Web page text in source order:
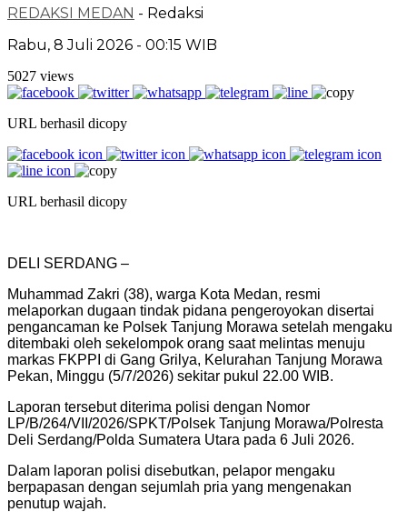
REDAKSI MEDAN - Redaksi
Rabu, 8 Juli 2026 - 00:15 WIB
5027 views
URL berhasil dicopy
URL berhasil dicopy
DELI SERDANG –
Muhammad Zakri (38), warga Kota Medan, resmi
melaporkan dugaan tindak pidana pengeroyokan disertai
pengancaman ke Polsek Tanjung Morawa setelah mengaku
ditembaki oleh sekelompok orang saat melintas menuju
markas FKPPI di Gang Grilya, Kelurahan Tanjung Morawa
Pekan, Minggu (5/7/2026) sekitar pukul 22.00 WIB.
Laporan tersebut diterima polisi dengan Nomor
LP/B/264/VII/2026/SPKT/Polsek Tanjung Morawa/Polresta
Deli Serdang/Polda Sumatera Utara pada 6 Juli 2026.
Dalam laporan polisi disebutkan, pelapor mengaku
berpapasan dengan sejumlah pria yang mengenakan
penutup wajah.